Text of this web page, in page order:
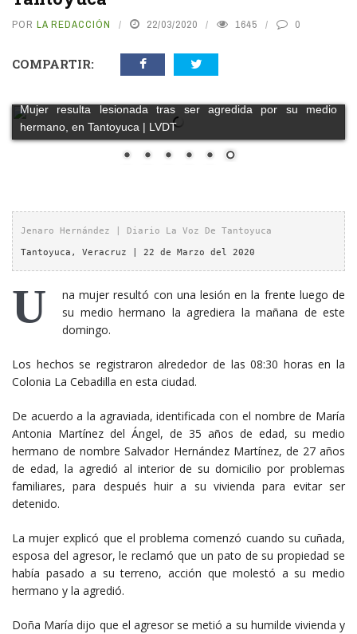
POR LA REDACCIÓN 22/03/2020 1645 0
COMPARTIR:
Mujer resulta lesionada tras ser agredida por su medio
hermano, en Tantoyuca | LVDT
Jenaro Hernández | Diario La Voz De Tantoyuca
Tantoyuca, Veracruz | 22 de Marzo del 2020
U
na mujer resultó con una lesión en la frente luego de
su medio hermano la agrediera la mañana de este
domingo.
Los hechos se registraron alrededor de las 08:30 horas en la
Colonia La Cebadilla en esta ciudad.
De acuerdo a la agraviada, identificada con el nombre de María
Antonia Martínez del Ángel, de 35 años de edad, su medio
hermano de nombre Salvador Hernández Martínez, de 27 años
de edad, la agredió al interior de su domicilio por problemas
familiares, para después huir a su vivienda para evitar ser
detenido.
La mujer explicó que el problema comenzó cuando su cuñada,
esposa del agresor, le reclamó que un pato de su propiedad se
había pasado a su terreno, acción que molestó a su medio
hermano y la agredió.
Doña María dijo que el agresor se metió a su humilde vivienda y